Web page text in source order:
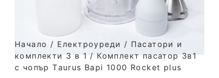
Начало / Електроуреди / Пасатори и
комплекти 3 в 1 / Комплект пасатор 3в1
с чопър Тaurus Bapi 1000 Rocket plus